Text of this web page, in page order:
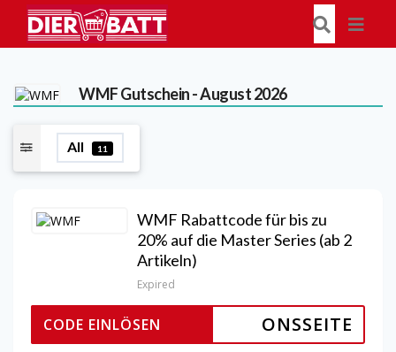
WMFGutschein - August 2026
All 11
WMF Rabattcode für bis zu
20% auf die Master Series (ab 2
Artikeln)
Expired
ONSSEITE
CODE EINLÖSEN